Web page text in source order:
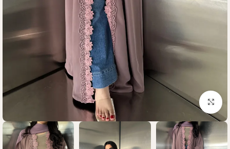
Click to enlarge